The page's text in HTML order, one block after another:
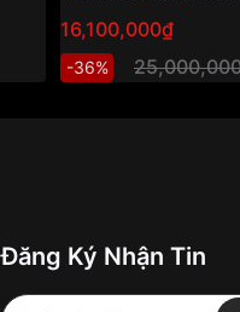
16,100,000₫
-36%
Đăng Ký Nhận Tin